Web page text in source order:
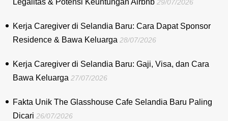
29/07/2026
Kerja Caregiver di Selandia Baru: Cara Dapat Sponsor
Residence & Bawa Keluarga 28/07/2026
Kerja Caregiver di Selandia Baru: Gaji, Visa, dan Cara
Bawa Keluarga 27/07/2026
Fakta Unik The Glasshouse Cafe Selandia Baru Paling
Dicari 26/07/2026